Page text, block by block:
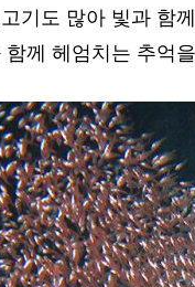
기도 많아 빛과 함
함께 헤엄치는 추억